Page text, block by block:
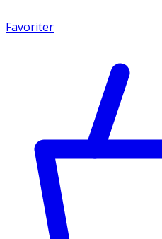
Favoriter